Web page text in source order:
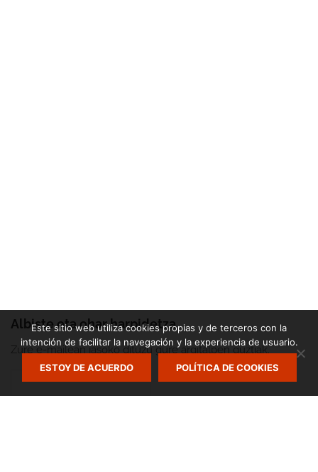
Albiste eta ohar harpidetza
Zure e-mailean jasoko dituzu gure argitalpen guztiak.
Este sitio web utiliza cookies propias y de terceros con la
intención de facilitar la navegación y la experiencia de usuario.
ESTOY DE ACUERDO POLÍTICA DE COOKIES